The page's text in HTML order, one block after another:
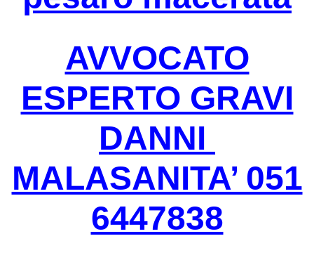
AVVOCATO
ESPERTO GRAVI
DANNI
MALASANITA’ 051
6447838